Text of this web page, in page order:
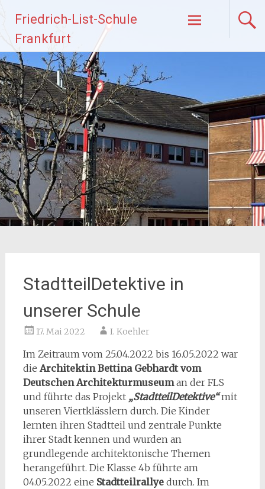
Inhalt
springen
Friedrich-List-Schule
Frankfurt
StadtteilDetektive in
unserer Schule
17. Mai 2022 I. Koehler
Im Zeitraum vom 25.04.2022 bis 16.05.2022 war
die Architektin Bettina Gebhardt vom
Deutschen Architekturmuseuman der FLS
und führte das Projekt „StadtteilDetektive“ mit
unseren Viertklässlern durch. Die Kinder
lernten ihren Stadtteil und zentrale Punkte
ihrer Stadt kennen und wurden an
grundlegende architektonische Themen
herangeführt. Die Klasse 4b führte am
04.05.2022 eine Stadtteilrallyedurch. Im